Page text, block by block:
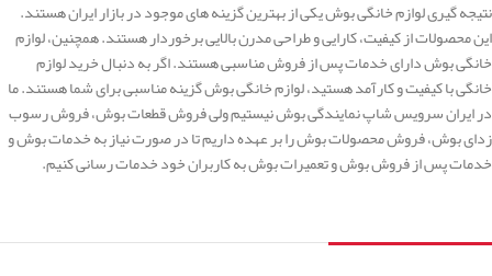
نتیجه گیری لوازم خانگی بوش یکی از بهترین گزینه های موجود در بازار ایران هستند.
این محصولات از کیفیت، کارایی و طراحی مدرن بالایی برخوردار هستند. همچنین، لوازم
خانگی بوش دارای خدمات پس از فروش مناسبی هستند. اگر به دنبال خرید لوازم
خانگی با کیفیت و کارآمد هستید، لوازم خانگی بوش گزینه مناسبی برای شما هستند. ما
در ایران سرویس شاپ نمایندگی بوش نیستیم ولی فروش قطعات بوش، فروش رسوب
زدای بوش، فروش محصولات بوش را بر عهده داریم تا در صورت نیاز به خدمات بوش و
خدمات پس از فروش بوش و تعمیرات بوش به کاربران خود خدمات رسانی کنیم.